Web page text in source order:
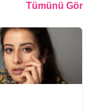
Tümünü Gör